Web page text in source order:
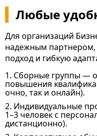
Любые
Для организаций
надежным
подход и гибкую
Сборные группы —
повышения
очно, так и онлайн).
Индивидуальные
1–3 человек с
дистанционно).